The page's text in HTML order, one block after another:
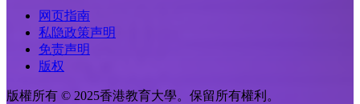
网页指南
私隐政策声明
免责声明
版权
版權所有 © 2025香港教育大學。保留所有權利。